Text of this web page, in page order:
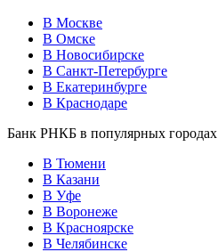
В Москве
В Омске
В Новосибирске
В Санкт-Петербурге
В Екатеринбурге
В Краснодаре
Банк РНКБ в популярных городах
В Тюмени
В Казани
В Уфе
В Воронеже
В Красноярске
В Челябинске